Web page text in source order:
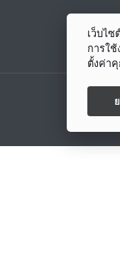
เว็บไ
การใช้
ตั้งค่า